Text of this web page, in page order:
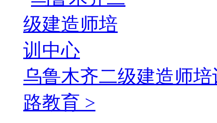
乌鲁木齐二级建造师
路教育 >